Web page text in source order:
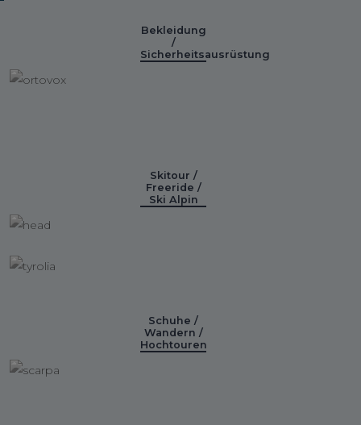
Bekleidung
/
Sicherheitsausrüstung
Skitour /
Freeride /
Ski Alpin
Schuhe /
Wandern /
Hochtouren